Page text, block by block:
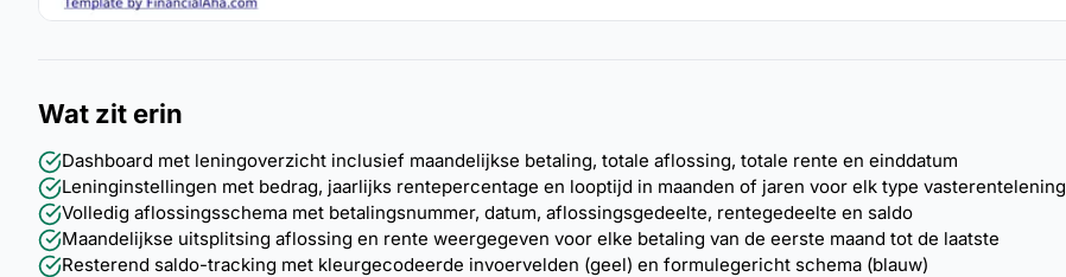
Wat zit erin
Dashboard met leningoverzicht inclusief maandelijkse betaling, totale aflossing, totale rente en einddatum
Leninginstellingen met bedrag, jaarlijks rentepercentage en looptijd in maanden of jaren voor elk type vasterentelening
Volledig aflossingsschema met betalingsnummer, datum, aflossingsgedeelte, rentegedeelte en saldo
Maandelijkse uitsplitsing aflossing en rente weergegeven voor elke betaling van de eerste maand tot de laatste
Resterend saldo-tracking met kleurgecodeerde invoervelden (geel) en formulegericht schema (blauw)